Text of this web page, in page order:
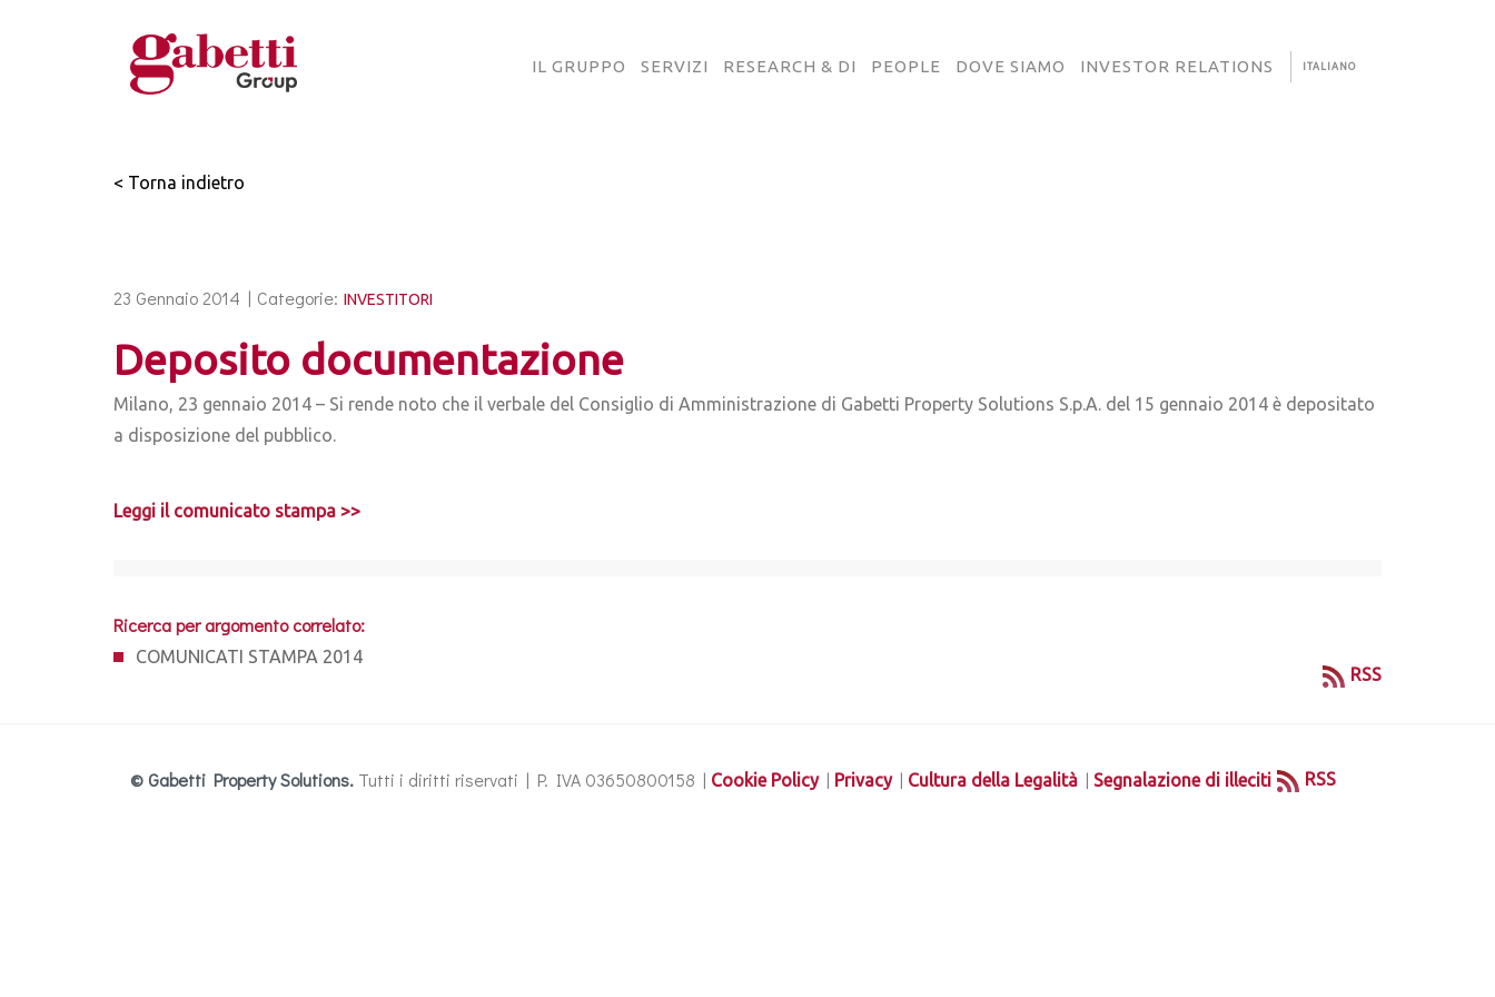
IL GRUPPO SERVIZI RESEARCH & DI PEOPLE DOVE SIAMO INVESTOR RELATIONS ITALIANO
< Torna indietro
23 Gennaio 2014 | Categorie: INVESTITORI
Deposito documentazione
Milano, 23 gennaio 2014 – Si rende noto che il verbale del Consiglio di Amministrazione di Gabetti Property Solutions S.p.A. del 15 gennaio 2014 è depositato
a disposizione del pubblico.
Leggi il comunicato stampa >>
Ricerca per argomento correlato:
COMUNICATI STAMPA 2014
RSS
© Gabetti Property Solutions. Tutti i diritti riservati | P. IVA 03650800158 | Cookie Policy| Privacy| Cultura della Legalità | Segnalazione di illeciti RSS